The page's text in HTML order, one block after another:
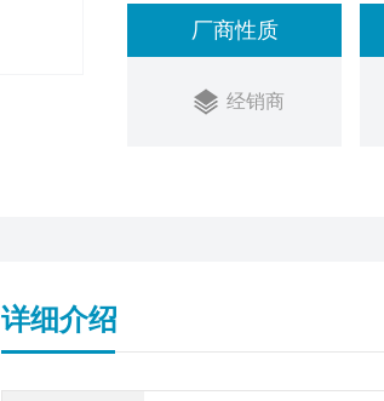
厂商性质
经销商
详细介绍